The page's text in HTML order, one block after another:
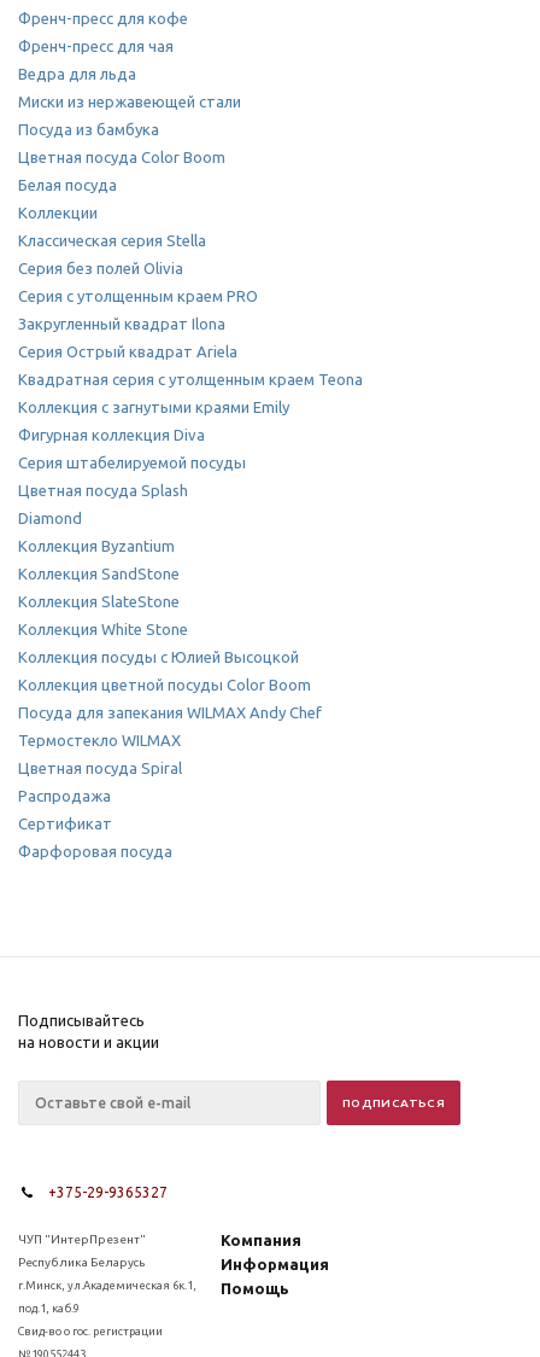
Френч-пресс для кофе
Френч-пресс для чая
Ведра для льда
Миски из нержавеющей стали
Посуда из бамбука
Цветная посуда Color Boom
Белая посуда
Коллекции
Классическая серия Stella
Серия без полей Olivia
Серия с утолщенным краем PRO
Закругленный квадрат Ilona
Серия Острый квадрат Ariela
Квадратная серия с утолщенным краем Teona
Коллекция с загнутыми краями Emily
Фигурная коллекция Diva
Серия штабелируемой посуды
Цветная посуда Splash
Diamond
Коллекция Byzantium
Коллекция SandStone
Коллекция SlateStone
Коллекция White Stone
Коллекция посуды с Юлией Высоцкой
Коллекция цветной посуды Color Boom
Посуда для запекания WILMAX Andy Chef
Термостекло WILMAX
Цветная посуда Spiral
Распродажа
Сертификат
Фарфоровая посуда
Подписывайтесь
на новости и акции
+375-29-9365327
ЧУП "ИнтерПрезент"
Республика Беларусь
г.Минск, ул.Академическая 6к.1,
под.1, каб.9
Свид-во о гос. регистрации
№190552443
Компания
Информация
Помощь